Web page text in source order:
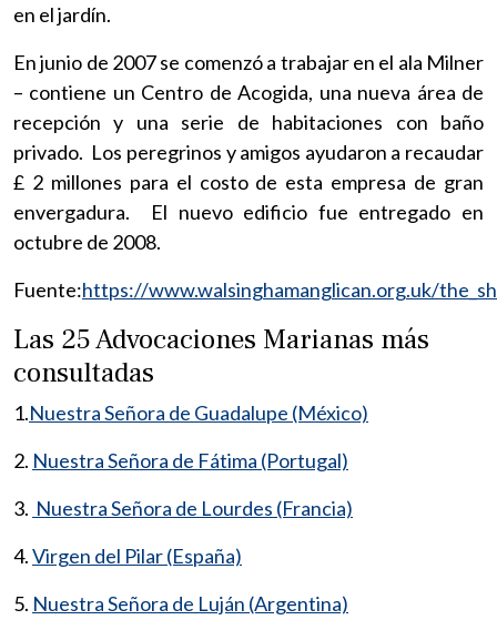
en el jardín.
En junio de 2007 se comenzó a trabajar en el ala Milner
– contiene un Centro de Acogida, una nueva área de
recepción y una serie de habitaciones con baño
privado. Los peregrinos y amigos ayudaron a recaudar
£ 2 millones para el costo de esta empresa de gran
envergadura. El nuevo edificio fue entregado en
octubre de 2008.
Fuente:https://www.walsinghamanglican.org.uk/
Las 25 Advocaciones Marianas más
consultadas
1.Nuestra Señora de Guadalupe (México)
2. Nuestra Señora de Fátima (Portugal)
3. Nuestra Señora de Lourdes (Francia)
4.Virgen del Pilar (España)
5. Nuestra Señora de Luján (Argentina)